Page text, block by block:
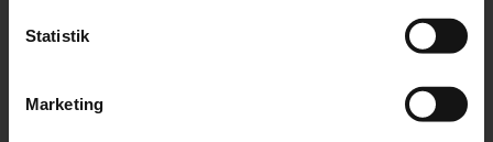
Indsamle præcise oplysninger om din placering,
Identificere din enhed baseret på en scanning af
dens unikke karakteristika (fingerprinting)
Statistik
Marketing